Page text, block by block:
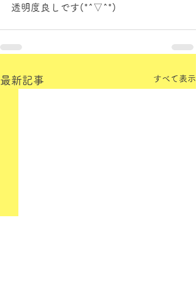
透明度良しです(*^▽^*)
最新記事 すべて表示